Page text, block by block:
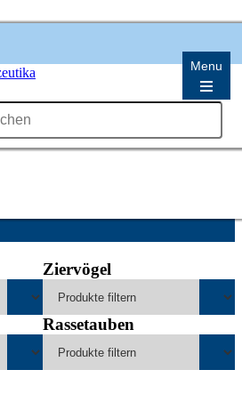
Menu
Ziervögel
Rassetauben